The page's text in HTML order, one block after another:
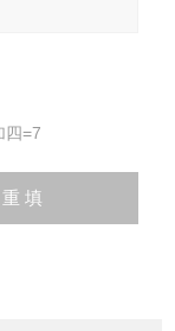
四=7